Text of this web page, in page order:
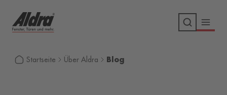
Startseite Über Aldra Blog